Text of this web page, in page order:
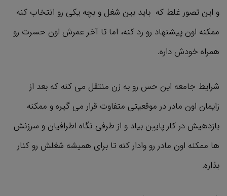
و این تصور غلط که باید بین شغل و بچه یکی رو انتخاب کنه
ممکنه اون پیشنهاد رو رد کنه، اما تا آخر عمرش اون حسرت رو
همراه خودش داره.
شرایط جامعه این حس رو به زن منتقل می کنه که بعد از
زایمان اون مادر در موقعیتی متفاوت قرار می گیره و ممکنه
بازدهیش در کار پایین بیاد و از طرفی نگاه اطرافیان و سرزنش
ها ممکنه اون مادر رو وادار کنه تا برای همیشه شغلش رو کنار
بذاره.